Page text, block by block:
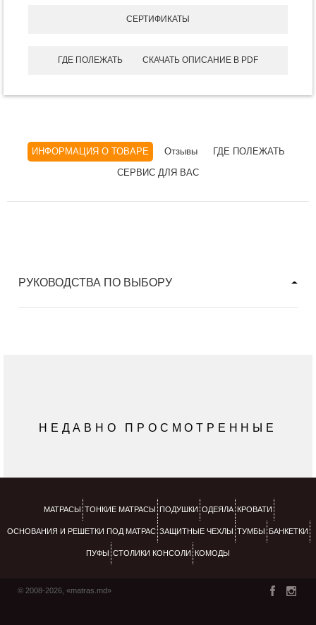
СЕРТИФИКАТЫ
ГДЕ ПОЛЕЖАТЬ СКАЧАТЬ ОПИСАНИЕ В PDF
ИНФОРМАЦИЯ О ТОВАРЕ Отзывы
ГДЕ ПОЛЕЖАТЬ
СЕРВИС ДЛЯ ВАС
РУКОВОДСТВА ПО ВЫБОРУ
НЕДАВНО ПРОСМОТРЕННЫЕ
МАТРАСЫ ТОНКИЕ МАТРАСЫ ПОДУШКИ ОДЕЯЛА КРОВАТИ
ОСНОВАНИЯ И РЕШЕТКИ ПОД МАТРАС ЗАЩИТНЫЕ ЧЕХЛЫ ТУМБЫ БАНКЕТКИ
ПУФЫ СТОЛИКИ КОНСОЛИ КОМОДЫ
© 2008-2026, «matras.md»